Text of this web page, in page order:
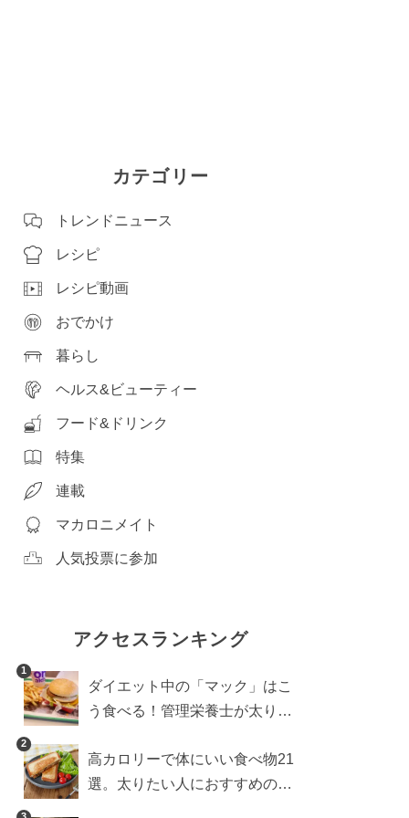
カテゴリー
トレンドニュース
レシピ
レシピ動画
おでかけ
暮らし
ヘルス&ビューティー
フード&ドリンク
特集
連載
マカロニメイト
人気投票に参加
アクセスランキング
1
ダイエット中の「マック」はこ
う食べる！管理栄養士が太りに
2
高カロリーで体にいい食べ物21
選。太りたい人におすすめのレ